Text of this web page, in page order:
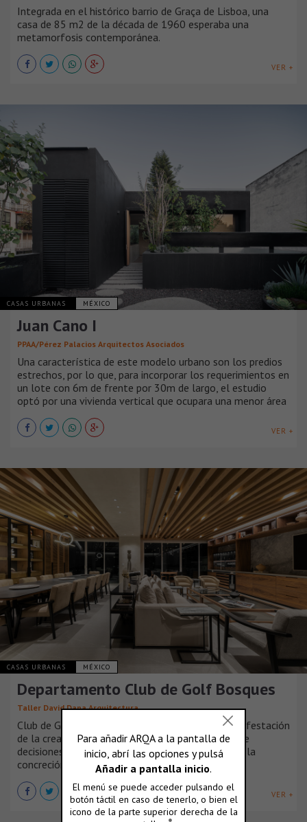
Integrada en el histórico barrio de Graça de Lisboa, una
casa de 85 m2 de la década de 1960 esperaba una
metamorfosis contemporánea.
VER +
CASAS URBANAS MÉXICO
Juan Cano I
PPAA/Pérez Palacios Arquitectos Asociados
Una característica de este modelo urbano son los predios
estrechos, por lo que, para incorporar los requerimientos en
un lote con 6m de frente por 30m de largo, el estudio
optó por una vivienda vertical que ocupara una menor área
VER +
CASAS URBANAS MÉXICO
Departamento Club de Golf Bosques
Taller David Dana Arquitectura
Club de Golf Bosques se presenta como una manifestación
de la creatividad y el ingenio, donde la selección de
decisiones de diseño se convierte en la clave para la
concreción de una obra singular.
VER +